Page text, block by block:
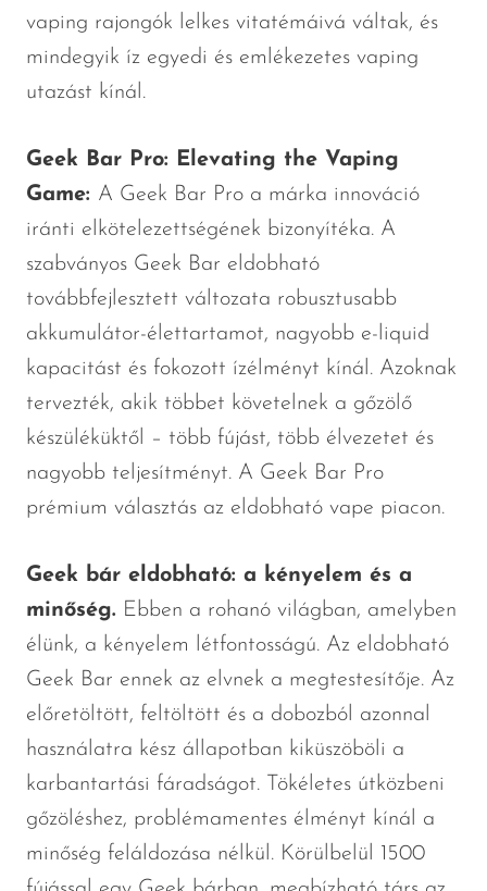
vaping rajongók lelkes vitatémáivá váltak, és
mindegyik íz egyedi és emlékezetes vaping
utazást kínál.
Geek Bar Pro: Elevating the Vaping
Game: A Geek Bar Pro a márka innováció
iránti elkötelezettségének bizonyítéka. A
szabványos Geek Bar eldobható
továbbfejlesztett változata robusztusabb
akkumulátor-élettartamot, nagyobb e-liquid
kapacitást és fokozott ízélményt kínál. Azoknak
tervezték, akik többet követelnek a gőzölő
készüléküktől – több fújást, több élvezetet és
nagyobb teljesítményt. A Geek Bar Pro
prémium választás az eldobható vape piacon.
Geek bár eldobható: a kényelem és a
minőség. Ebben a rohanó világban, amelyben
élünk, a kényelem létfontosságú. Az eldobható
Geek Bar ennek az elvnek a megtestesítője. Az
előretöltött, feltöltött és a dobozból azonnal
használatra kész állapotban kiküszöböli a
karbantartási fáradságot. Tökéletes útközbeni
gőzöléshez, problémamentes élményt kínál a
minőség feláldozása nélkül. Körülbelül 1500